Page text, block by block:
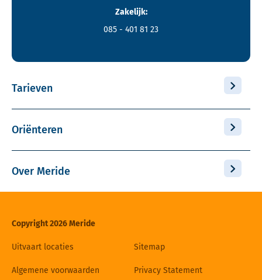
Zakelijk:
085 - 401 81 23
Tarieven
Oriënteren
Over Meride
Copyright 2026 Meride
Uitvaart locaties Sitemap
Algemene voorwaarden Privacy Statement